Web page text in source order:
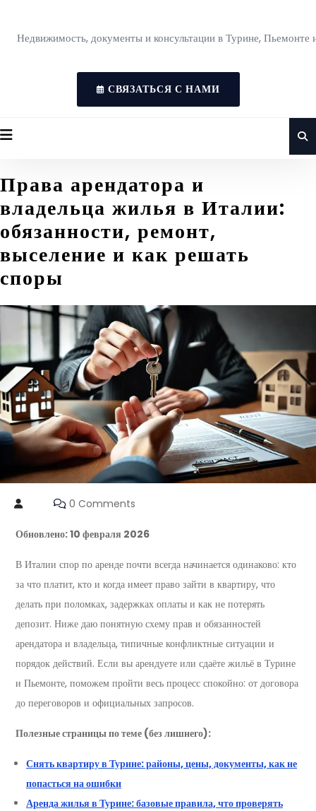
Недвижимость, документы и консультации в Турине, Пьемонте
СВЯЗАТЬСЯ С НАМИ
Права арендатора и
владельца жилья в Италии:
обязанности, ремонт,
выселение и как решать
споры
0 Comments
Обновлено: 10 февраля 2026
В Италии спор по аренде почти всегда начинается одинаково: кто
за что платит, кто и когда имеет право зайти в квартиру, что
делать при поломках, задержках оплаты и как не потерять
депозит. Ниже даю понятную схему прав и обязанностей
арендатора и владельца, типичные конфликтные ситуации и
порядок действий. Если вы арендуете или сдаёте жильё в Турине
и Пьемонте, поможем пройти весь процесс спокойно: от договора
до переговоров и официальных запросов.
Полезные страницы по теме (без лишнего):
Снять квартиру в Турине: районы, цены, документы, как не
попасться на ошибки
Аренда жилья в Турине: базовые правила, что проверять